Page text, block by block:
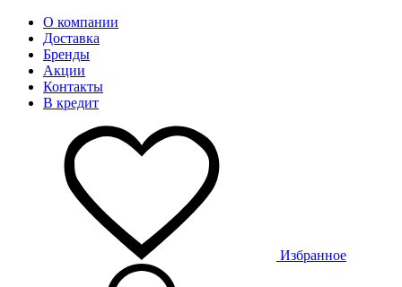
О компании
Доставка
Бренды
Акции
Контакты
В кредит
Избранное